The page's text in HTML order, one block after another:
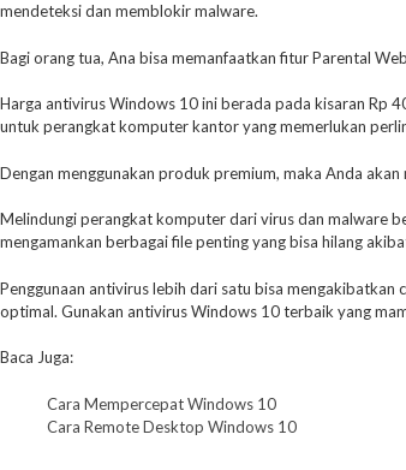
mendeteksi dan memblokir malware.
Bagi orang tua, Ana bisa memanfaatkan fitur Parental
Harga antivirus Windows 10 ini berada pada kisaran Rp
untuk perangkat komputer kantor yang memerlukan
Dengan menggunakan produk premium, maka Anda
Melindungi perangkat komputer dari virus dan malware
mengamankan berbagai file penting yang bisa hilang
Penggunaan antivirus lebih dari satu bisa mengakibatkan
optimal. Gunakan antivirus Windows 10 terbaik yang
Baca Juga:
Cara Mempercepat Windows 10
Cara Remote Desktop Windows 10